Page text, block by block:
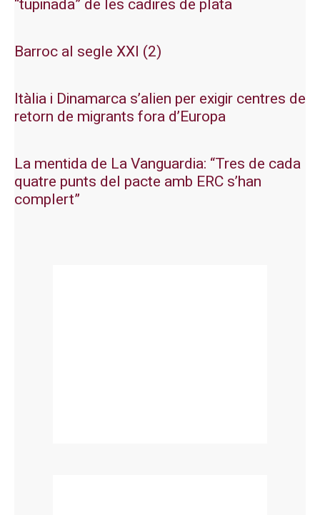
“tupinada” de les cadires de plata
Barroc al segle XXI (2)
Itàlia i Dinamarca s’alien per exigir centres de
retorn de migrants fora d’Europa
La mentida de La Vanguardia: “Tres de cada
quatre punts del pacte amb ERC s’han
complert”